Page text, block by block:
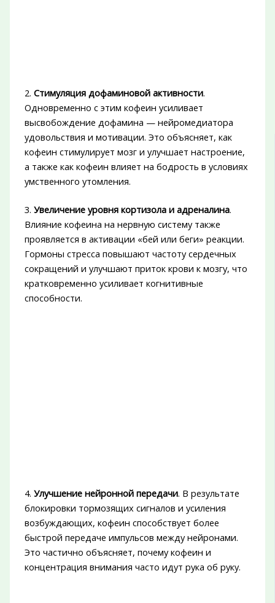
2. Стимуляция дофаминовой активности.
Одновременно с этим кофеин усиливает
высвобождение дофамина — нейромедиатора
удовольствия и мотивации. Это объясняет, как
кофеин стимулирует мозг и улучшает настроение,
а также как кофеин влияет на бодрость в условиях
умственного утомления.
3. Увеличение уровня кортизола и адреналина.
Влияние кофеина на нервную систему также
проявляется в активации «бей или беги» реакции.
Гормоны стресса повышают частоту сердечных
сокращений и улучшают приток крови к мозгу, что
кратковременно усиливает когнитивные
способности.
4. Улучшение нейронной передачи. В результате
блокировки тормозящих сигналов и усиления
возбуждающих, кофеин способствует более
быстрой передаче импульсов между нейронами.
Это частично объясняет, почему кофеин и
концентрация внимания часто идут рука об руку.